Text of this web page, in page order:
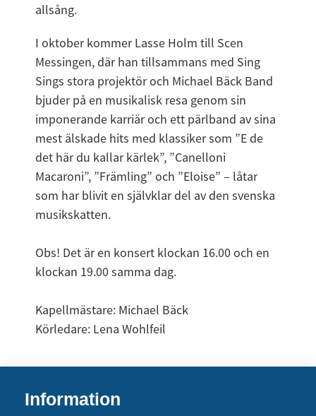
allsång.
I oktober kommer Lasse Holm till Scen
Messingen, där han tillsammans med Sing
Sings stora projektör och Michael Bäck Band
bjuder på en musikalisk resa genom sin
imponerande karriär och ett pärlband av sina
mest älskade hits med klassiker som ”E de
det här du kallar kärlek”, ”Canelloni
Macaroni”, ”Främling” och ”Eloise” – låtar
som har blivit en självklar del av den svenska
musikskatten.
Obs! Det är en konsert klockan 16.00 och en
klockan 19.00 samma dag.
Kapellmästare: Michael Bäck
Körledare: Lena Wohlfeil
Information